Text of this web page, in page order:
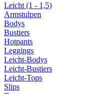
Leicht (1 - 1,5)
Armstulpen
Bodys
Bustiers
Hotpants
Leggings
Leicht-Bodys
Leicht-Bustiers
Leicht-Tops
Slips